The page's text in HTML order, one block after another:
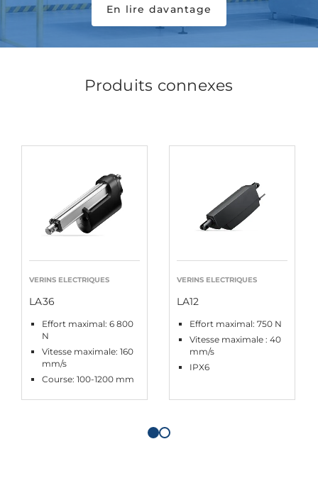
En lire davantage
Produits connexes
VERINS ELECTRIQUES
LA36
Effort maximal: 6 800
N
Vitesse maximale: 160
mm/s
Course: 100-1200 mm
VERINS ELECTRIQUES
LA12
Effort maximal: 750 N
Vitesse maximale : 40
mm/s
IPX6